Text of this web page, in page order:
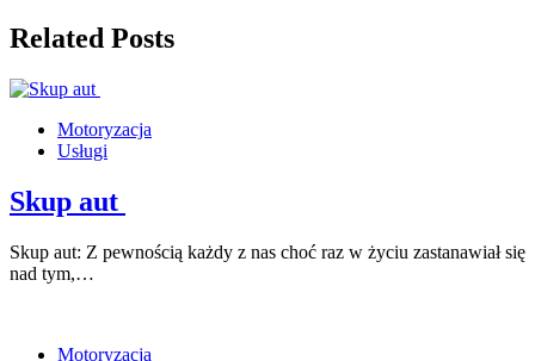
Related Posts
Motoryzacja
Usługi
Skup aut
Skup aut: Z pewnością każdy z nas choć raz w życiu zastanawiał się
nad tym,…
Motoryzacja